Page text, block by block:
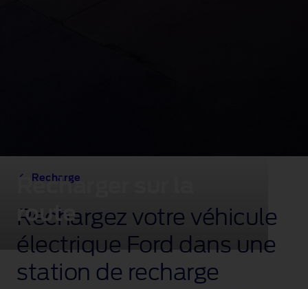
Recharger sur la
route
Recharge
Rechargez votre véhicule
électrique Ford dans une
station de recharge